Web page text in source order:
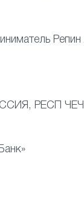
РЕСП